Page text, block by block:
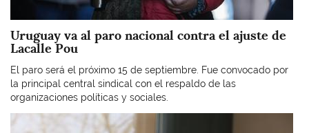
Uruguay va al paro nacional contra el ajuste de
Lacalle Pou
El paro será el próximo 15 de septiembre. Fue convocado por
la principal central sindical con el respaldo de las
organizaciones políticas y sociales.
Imagen